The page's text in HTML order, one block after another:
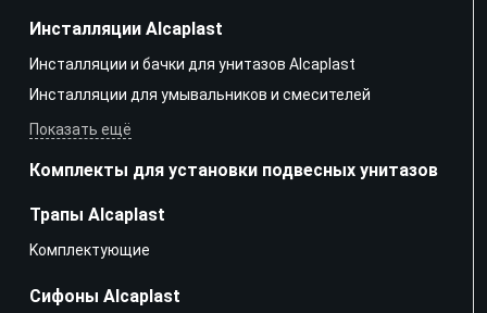
Инсталляции Alcaplast
Инсталляции и бачки для унитазов Alcaplast
Инсталляции для умывальников и смесителей
Показать ещё
Комплекты для установки подвесных унитазов
Трапы Alcaplast
Kомплектующие
Сифоны Alcaplast